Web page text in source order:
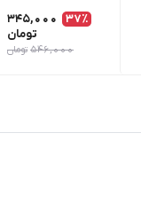
37٪
345,000
تومان
546,000 تومان